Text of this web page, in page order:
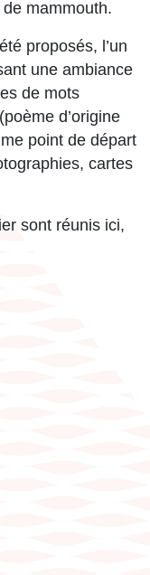
mammouth.
proposés, l’un
une ambiance
de mots
d’origine
point de départ
cartes
sont réunis ici,